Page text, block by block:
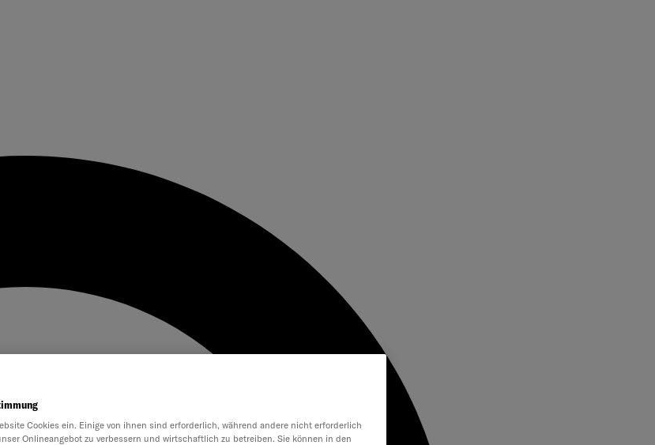
Cookies ein. Einige von ihnen sind erforderlich, während andere nicht erforderlich
Onlineangebot zu verbessern und wirtschaftlich zu betreiben. Sie können in den